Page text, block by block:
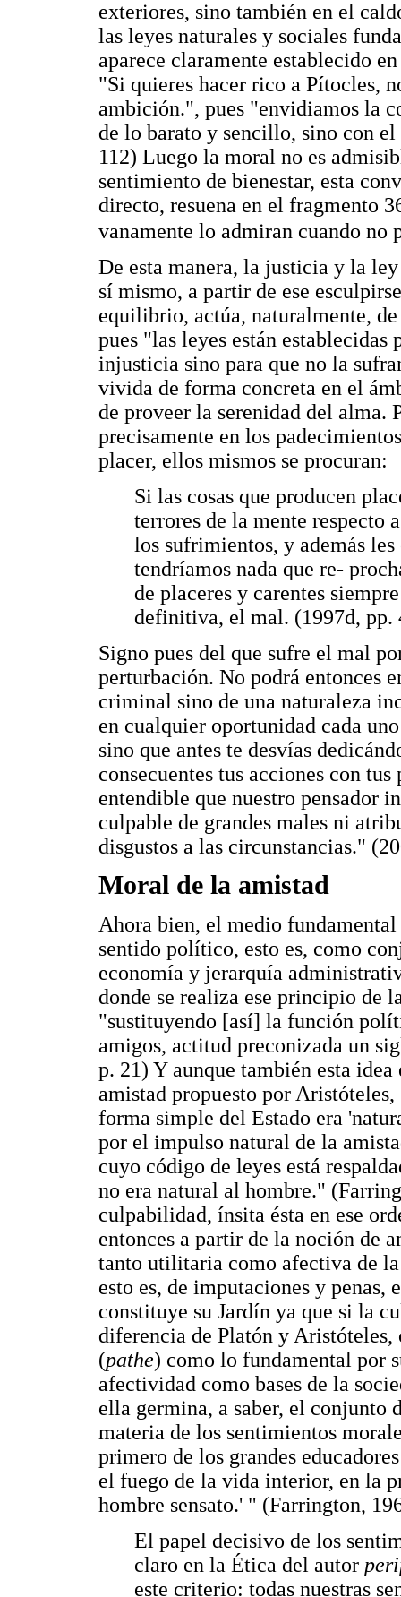
exteriores, sino también en el
las leyes naturales y sociales
aparece claramente establecido
"Si quieres hacer rico a Pítocles,
ambición.", pues "envidiamos la
de lo barato y sencillo, sino con
112) Luego la moral no es
sentimiento de bienestar, esta
directo, resuena en el fragmento
vanamente lo admiran cuando no
De esta manera, la justicia y la
sí mismo, a partir de ese
equilibrio, actúa, naturalmente,
pues "las leyes están establecidas
injusticia sino para que no la
vivida de forma concreta en el
de proveer la serenidad del alma.
precisamente en los
placer, ellos mismos se procuran:
Si las cosas que producen
terrores de la mente respecto
los sufrimientos, y además
tendríamos nada que re-
de placeres y carentes
definitiva, el mal. (1997d, pp.
Signo pues del que sufre el mal
perturbación. No podrá entonces
criminal sino de una naturaleza
en cualquier oportunidad cada
sino que antes te desvías
consecuentes tus acciones con
entendible que nuestro pensador
culpable de grandes males ni
disgustos a las circunstancias."
Moral de la amistad
Ahora bien, el medio
sentido político, esto es, como
economía y jerarquía
donde se realiza ese principio de
"sustituyendo [así] la función
amigos, actitud preconizada un
p. 21) Y aunque también esta
amistad propuesto por
forma simple del Estado era
por el impulso natural de la
cuyo código de leyes está
no era natural al hombre."
culpabilidad, ínsita ésta en ese
entonces a partir de la noción de
tanto utilitaria como afectiva de
esto es, de imputaciones y penas,
constituye su Jardín ya que si la
diferencia de Platón y
(pathe) como lo fundamental por
afectividad como bases de la
ella germina, a saber, el conjunto
materia de los sentimientos
primero de los grandes
el fuego de la vida interior, en la
hombre sensato.' " (Farrington,
El papel decisivo de los
claro en la Ética del autor
este criterio: todas nuestras